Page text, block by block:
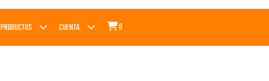
PRODUCTOS CUENTA 0